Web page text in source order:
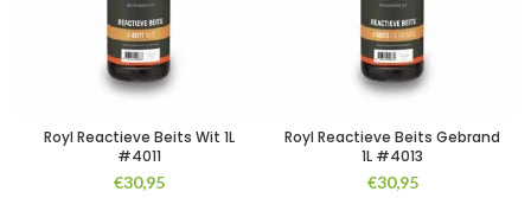
Royl Reactieve Beits Wit 1L
#4011
€30,95
Royl Reactieve Beits Gebrand
1L #4013
€30,95